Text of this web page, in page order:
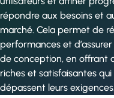
répondre aux besoins et
marché. Cela permet de
performances et
de conception, en offrant
riches et satisfaisantes
dépassent leurs exigences.